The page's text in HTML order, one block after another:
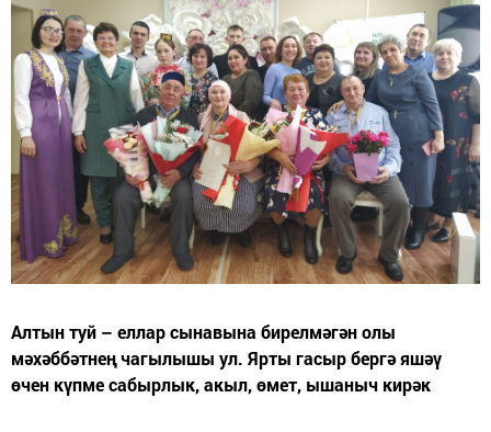
Алтын туй – еллар сынавына бирелмәгән олы
мәхәббәтнең чагылышы ул. Ярты гасыр бергә яшәү
өчен күпме сабырлык, акыл, өмет, ышаныч кирәк